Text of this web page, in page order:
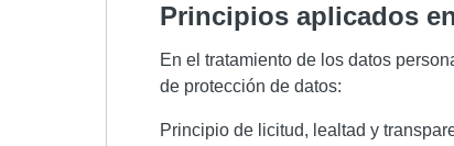
principios aplicados
En el tratamiento de los datos
de protección de datos:
Principio de licitud, lealtad y